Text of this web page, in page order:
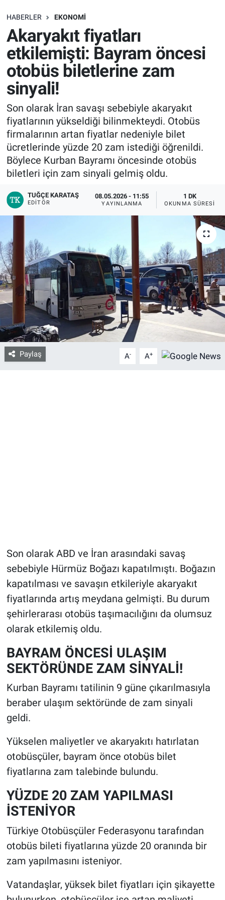
HABERLER EKONOMI
Akaryakıt fiyatları
etkilemişti: Bayram öncesi
otobüs biletlerine zam
sinyali!
Son olarak İran savaşı sebebiyle akaryakıt
fiyatlarının yükseldiği bilinmekteydi. Otobüs
firmalarının artan fiyatlar nedeniyle bilet
ücretlerinde yüzde 20 zam istediği öğrenildi.
Böylece Kurban Bayramı öncesinde otobüs
biletleri için zam sinyali gelmiş oldu.
TUĞÇE KARATAŞ
EDITÖR
08.05.2026 - 11:55
YAYINLANMA
1 DK
OKUNMA SÜRESI
Paylaş A- A+
Son olarak ABD ve İran arasındaki savaş
sebebiyle Hürmüz Boğazı kapatılmıştı. Boğazın
kapatılması ve savaşın etkileriyle akaryakıt
fiyatlarında artış meydana gelmişti. Bu durum
şehirlerarası otobüs taşımacılığını da olumsuz
olarak etkilemiş oldu.
BAYRAM ÖNCESİ ULAŞIM
SEKTÖRÜNDE ZAM SİNYALİ!
Kurban Bayramı tatilinin 9 güne çıkarılmasıyla
beraber ulaşım sektöründe de zam sinyali
geldi.
Yükselen maliyetler ve akaryakıtı hatırlatan
otobüsçüler, bayram önce otobüs bilet
fiyatlarına zam talebinde bulundu.
YÜZDE 20 ZAM YAPILMASI
İSTENİYOR
Türkiye Otobüsçüler Federasyonu tarafından
otobüs bileti fiyatlarına yüzde 20 oranında bir
zam yapılmasını isteniyor.
Vatandaşlar, yüksek bilet fiyatları için şikayette
SAĞLIK
EKONOMİ
EĞİTİM
ÖZEL HABER
Keşfet
ASTROLOJİ
MANŞET
RESMİ İLANLAR
Bize ulaşın
İletişim/Künye
Yaşam
Gözden Kaçmasın
İletişim (Künye)